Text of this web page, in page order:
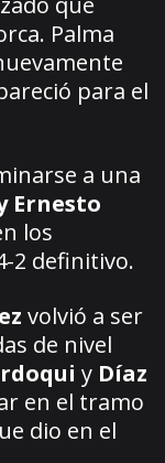
Palma
para el
a una
Ernesto
los
2 definitivo.
volvió a ser
de nivel
y Díaz
en el tramo
dio en el